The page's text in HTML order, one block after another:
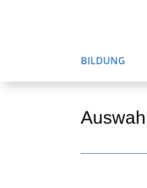
BILDUNG
Auswahl